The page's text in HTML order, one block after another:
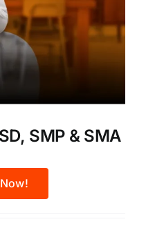
SMP & SMA